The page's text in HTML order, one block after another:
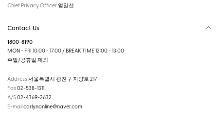
Chief Privacy Officer 엄일선
Contact Us
1800-8190
MON - FRI 10:00 - 17:00 / BREAK TIME 12:00 - 13:00
주말/공휴일 제외
Address서울특별시 광진구 자양로 217
Fax02-538-1311
A/S02-4369-2632
E-mailcarlynonline@naver.com